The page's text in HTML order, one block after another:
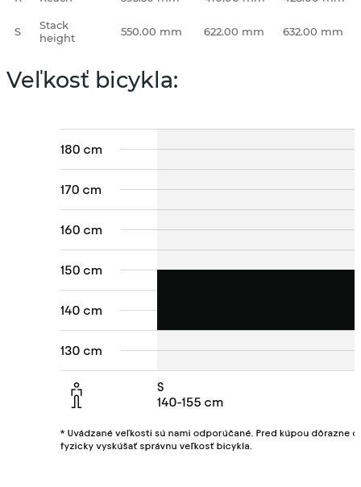
S
Stack
height
550.00 mm 622.00 mm 632.00 mm
Veľkosť bicykla: